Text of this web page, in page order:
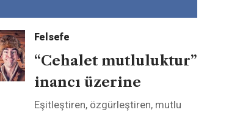
Felsefe
“Cehalet mutluluktur”
inancı üzerine
Eşitleştiren, özgürleştiren, mutlu